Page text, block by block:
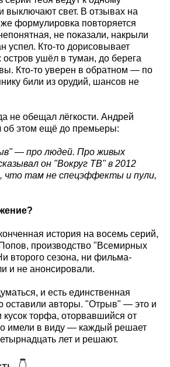
выключают свет. В отзывах на
формулировка повторяется
не показали, накрыли
успел. Кто-то дорисовывает
остров ушёл в туман, до берега
Кто-то уверен в обратном — по
били из орудий, шансов не
не обещал лёгкости. Андрей
об этом ещё до премьеры:
— про людей. Про живых
он "Вокруг ТВ" в 2012
что там не спецэффекты и пули,
история на восемь серий,
производство "Всемирных
второго сезона, ни фильма-
и не анонсировали.
и есть единственная
оставили авторы. "Отрыв" — это и
кусок торфа, оторвавшийся от
имели в виду — каждый решает
лет и решают.